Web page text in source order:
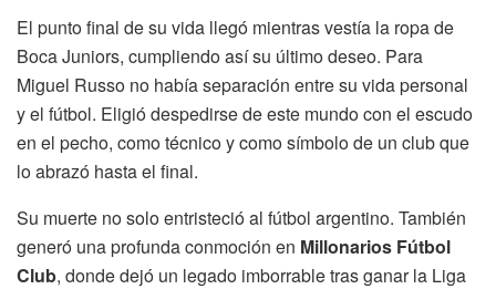
El punto final de su vida llegó mientras vestía la ropa de
Boca Juniors, cumpliendo así su último deseo. Para
Miguel Russo no había separación entre su vida personal
y el fútbol. Eligió despedirse de este mundo con el escudo
en el pecho, como técnico y como símbolo de un club que
lo abrazó hasta el final.
Su muerte no solo entristeció al fútbol argentino. También
generó una profunda conmoción en Millonarios Fútbol
Club, donde dejó un legado imborrable tras ganar la Liga